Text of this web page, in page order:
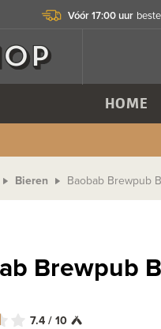
Vóór 17:00 uur
HOME
Bieren Baobab Brewpub
Brewpub
7.4 / 10